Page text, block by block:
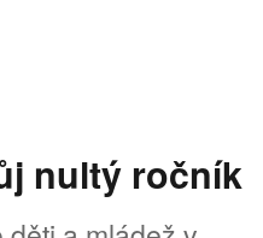
nultý ročník